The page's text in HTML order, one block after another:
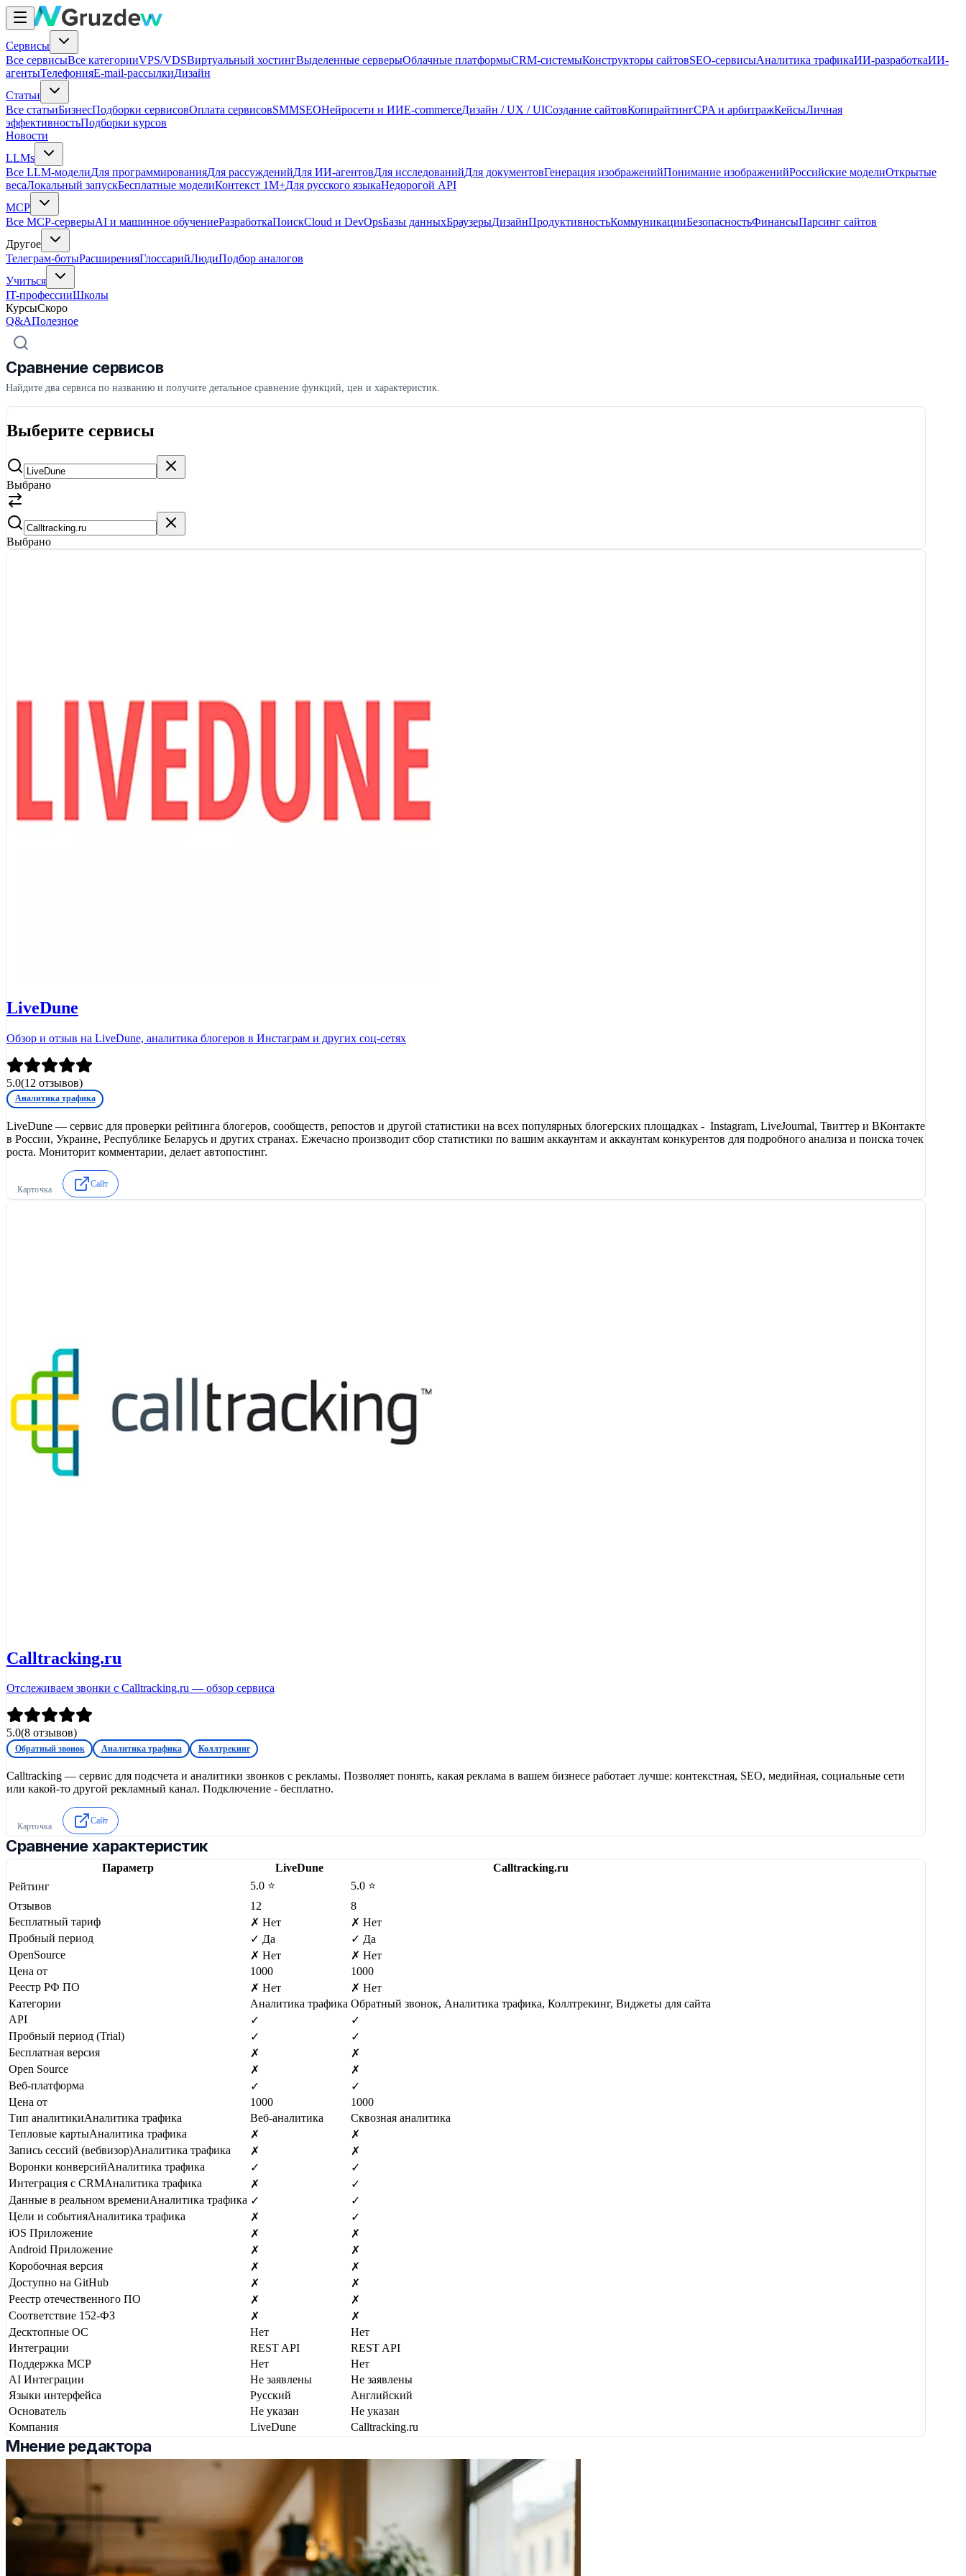
Сервисы
Все сервисыВсе категорииVPS/VDSВиртуальный хостингВыделенные серверыОблачные платформыCRM-системыКонструкторы сайтовSEO-сервисыАналитика трафикаИИ-разработкаИИ-
агентыТелефонияE-mail-рассылкиДизайн
Статьи
Все статьиБизнесПодборки сервисовОплата сервисовSMMSEOНейросети и ИИE-commerceДизайн / UX / UIСоздание сайтовКопирайтингCPA и арбитражКейсыЛичная
эффективностьПодборки курсов
Новости
LLMs
Все LLM-моделиДля программированияДля рассужденийДля ИИ-агентовДля исследованийДля документовГенерация изображенийПонимание изображенийРоссийские моделиОткрытые
весаЛокальный запускБесплатные моделиКонтекст 1M+Для русского языкаНедорогой API
MCP
Все MCP-серверыAI и машинное обучениеРазработкаПоискCloud и DevOpsБазы данныхБраузерыДизайнПродуктивностьКоммуникацииБезопасностьФинансыПарсинг сайтов
Другое
Телеграм-ботыРасширенияГлоссарийЛюдиПодбор аналогов
Учиться
IT-профессииШколы
КурсыСкоро
Q&AПолезное
Сравнение сервисов
Найдите два сервиса по названию и получите детальное сравнение функций, цен и характеристик.
Выберите сервисы
Выбрано
Выбрано
LiveDune
Обзор и отзыв на LiveDune, аналитика блогеров в Инстаграм и других соц-сетях
5.0(12 отзывов)
Аналитика трафика
LiveDune — сервис для проверки рейтинга блогеров, сообществ, репостов и другой статистики на всех популярных блогерских площадках - Instagram, LiveJournal, Твиттер и ВКонтакте
в России, Украине, Республике Беларусь и других странах. Ежечасно производит сбор статистики по вашим аккаунтам и аккаунтам конкурентов для подробного анализа и поиска точек
роста. Мониторит комментарии, делает автопостинг.
Карточка
Сайт
Calltracking.ru
Отслеживаем звонки c Calltracking.ru — обзор сервиса
5.0(8 отзывов)
Обратный звонок Аналитика трафика Коллтрекинг
Calltracking — сервис для подсчета и аналитики звонков с рекламы. Позволяет понять, какая реклама в вашем бизнесе работает лучше: контекстная, SEO, медийная, социальные сети
или какой-то другой рекламный канал. Подключение - бесплатно.
Карточка
Сайт
Сравнение характеристик
Параметр LiveDune
Calltracking.ru
Рейтинг
5.0 ⭐
5.0 ⭐
Отзывов
12
8
Бесплатный тариф
✗ Нет
✗ Нет
Пробный период
✓ Да
✓ Да
OpenSource
✗ Нет
✗ Нет
Цена от
1000
1000
Реестр РФ ПО
✗ Нет
✗ Нет
Категории
Аналитика трафика Обратный звонок, Аналитика трафика, Коллтрекинг, Виджеты для сайта
API
✓
✓
Пробный период (Trial)
✓
✓
Бесплатная версия
✗
✗
Open Source
✗
✗
Веб-платформа
✓
✓
Цена от
1000
1000
Тип аналитикиАналитика трафика Веб-аналитика
Сквозная аналитика
Тепловые картыАналитика трафика ✗
✗
Запись сессий (вебвизор)Аналитика трафика ✗
✗
Воронки конверсийАналитика трафика ✓
✓
Интеграция с CRMАналитика трафика ✗
✓
Данные в реальном времениАналитика трафика ✓
✓
Цели и событияАналитика трафика ✗
✓
iOS Приложение
✗
✗
Android Приложение
✗
✗
Коробочная версия
✗
✗
Доступно на GitHub
✗
✗
Реестр отечественного ПО
✗
✗
Соответствие 152-ФЗ
✗
✗
Десктопные ОС
Нет
Нет
Интеграции
REST API
REST API
Поддержка MCP
Нет
Нет
AI Интеграции
Не заявлены
Не заявлены
Языки интерфейса
Русский
Английский
Основатель
Не указан
Не указан
Компания
LiveDune Calltracking.ru
Мнение редактора